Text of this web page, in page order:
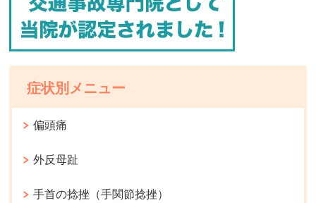
症状別メニュー
偏頭痛
外反母趾
手首の捻挫（手関節捻挫）